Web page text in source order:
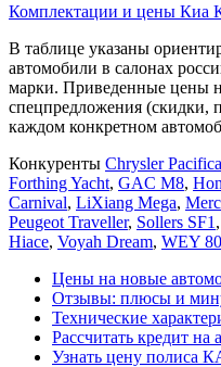
Комплектации и цены Киа
В таблице указаны
автомобили в салонах
марки. Приведенные цены
спецпредложения (скидки,
каждом конкретном
Конкуренты Chrysler Pacifica
Forthing Yacht, GAC M8,
Carnival, LiXiang Mega,
Peugeot Traveller, Sollers SF1 ,
Hiace, Voyah Dream, WEY 80
Цены на новые
Отзывы: плюсы и
Технические
Рассчитать кредит на
Узнать цену полиса